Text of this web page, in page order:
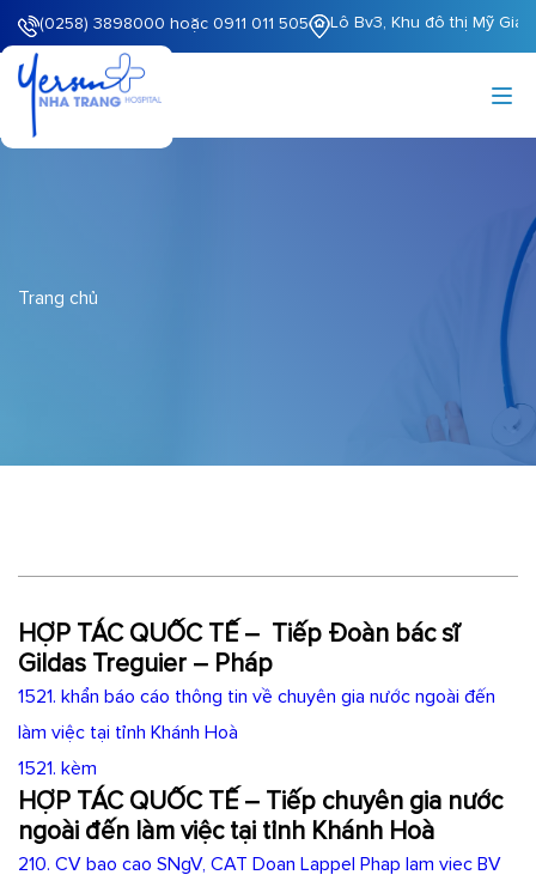
(0258) 3898000 hoặc 0911 011 505 Lô Bv3, Khu đô thị Mỹ
Trang chủ
HỢP TÁC QUỐC TẾ – Tiếp Đoàn bác sĩ
Gildas Treguier – Pháp
1521. khẩn báo cáo thông tin về chuyên gia nước ngoài đến
làm việc tại tỉnh Khánh Hoà
1521. kèm
HỢP TÁC QUỐC TẾ – Tiếp chuyên gia nước
ngoài đến làm việc tại tỉnh Khánh Hoà
210. CV bao cao SNgV, CAT Doan Lappel Phap lam viec BV